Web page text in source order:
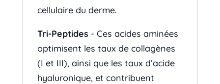
cellulaire du derme.
Tri-Peptides - Ces acides aminées
optimisent les taux de collagènes
(I et III), ainsi que les taux d’acide
hyaluronique, et contribuent